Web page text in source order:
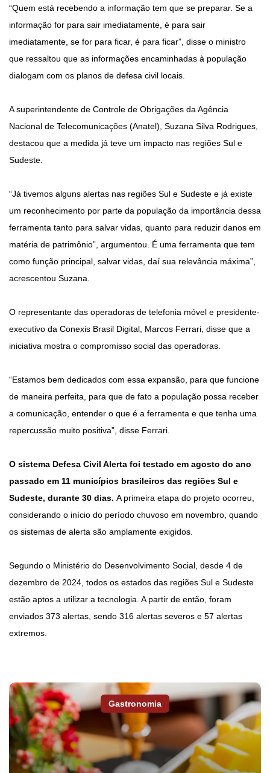
“Quem está recebendo a informação tem que se preparar. Se a
informação for para sair imediatamente, é para sair
imediatamente, se for para ficar, é para ficar”, disse o ministro
que ressaltou que as informações encaminhadas à população
dialogam com os planos de defesa civil locais.
A superintendente de Controle de Obrigações da Agência
Nacional de Telecomunicações (Anatel), Suzana Silva Rodrigues,
destacou que a medida já teve um impacto nas regiões Sul e
Sudeste.
“Já tivemos alguns alertas nas regiões Sul e Sudeste e já existe
um reconhecimento por parte da população da importância dessa
ferramenta tanto para salvar vidas, quanto para reduzir danos em
matéria de patrimônio”, argumentou. É uma ferramenta que tem
como função principal, salvar vidas, daí sua relevância máxima”,
acrescentou Suzana.
O representante das operadoras de telefonia móvel e presidente-
executivo da Conexis Brasil Digital, Marcos Ferrari, disse que a
iniciativa mostra o compromisso social das operadoras.
“Estamos bem dedicados com essa expansão, para que funcione
de maneira perfeita, para que de fato a população possa receber
a comunicação, entender o que é a ferramenta e que tenha uma
repercussão muito positiva”, disse Ferrari.
O sistema Defesa Civil Alerta foi testado em agosto do ano
passado em 11 municípios brasileiros das regiões Sul e
Sudeste, durante 30 dias. A primeira etapa do projeto ocorreu,
considerando o início do período chuvoso em novembro, quando
os sistemas de alerta são amplamente exigidos.
Segundo o Ministério do Desenvolvimento Social, desde 4 de
dezembro de 2024, todos os estados das regiões Sul e Sudeste
estão aptos a utilizar a tecnologia. A partir de então, foram
enviados 373 alertas, sendo 316 alertas severos e 57 alertas
extremos.
Gastronomia